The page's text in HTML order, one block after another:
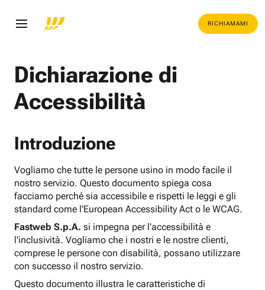
RICHIAMAMI
Dichiarazione di
Accessibilità
Introduzione
Vogliamo che tutte le persone usino in modo facile il
nostro servizio. Questo documento spiega cosa
facciamo perché sia accessibile e rispetti le leggi e gli
standard come l'European Accessibility Act o le WCAG.
Fastweb S.p.A. si impegna per l'accessibilità e
l'inclusività. Vogliamo che i nostri e le nostre clienti,
comprese le persone con disabilità, possano utilizzare
con successo il nostro servizio.
Questo documento illustra le caratteristiche di